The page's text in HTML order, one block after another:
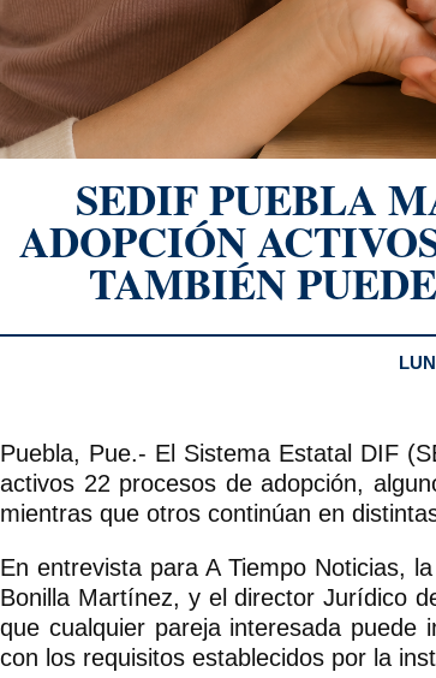
SEDIF PUEBLA
ADOPCIÓN
TAMBIÉN
Puebla, Pue.- El Sistema Estatal DIF
activos 22 procesos de adopción,
mientras que otros continúan en
En entrevista para A Tiempo Noticias,
Bonilla Martínez, y el director Jurídico
que cualquier pareja interesada puede
con los requisitos establecidos por la